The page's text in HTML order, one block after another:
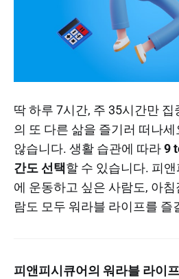
딱 하루 7시간, 주 35시간만
의 또 다른 삶을 즐기러 떠나
않습니다. 생활 습관에 따라9
간도 선택할 수 있습니다. 피
에 운동하고 싶은 사람도, 아
람도 모두 워라블 라이프를 즐
피앤피시큐어의 워라블 라이